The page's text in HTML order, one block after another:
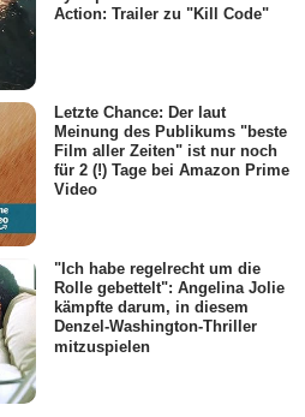
Action: Trailer zu "Kill Code"
Letzte Chance: Der laut
Meinung des Publikums "beste
Film aller Zeiten" ist nur noch
für 2 (!) Tage bei Amazon Prime
Video
"Ich habe regelrecht um die
Rolle gebettelt": Angelina Jolie
kämpfte darum, in diesem
Denzel-Washington-Thriller
mitzuspielen